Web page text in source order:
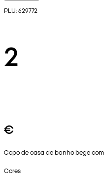
PLU: 629772
2
€
Copo de casa de banho bege
Cores